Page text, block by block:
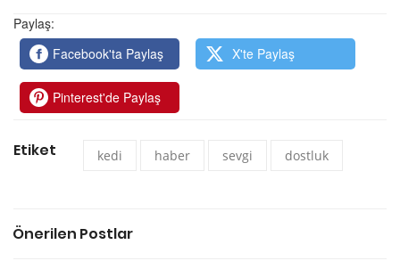
Paylaş:
Facebook'ta Paylaş
X'te Paylaş
Pinterest'de Paylaş
Etiket kedi haber sevgi dostluk
Önerilen Postlar